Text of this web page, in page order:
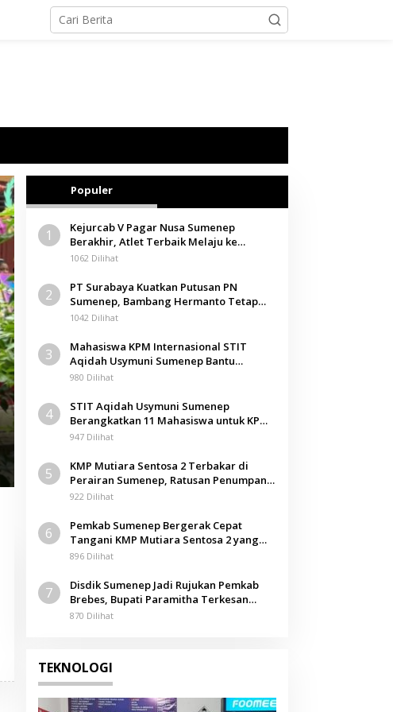
Populer
1
Kejurcab V Pagar Nusa Sumenep
Berakhir, Atlet Terbaik Melaju ke
Kejurwil Jatim
1062 Dilihat
2
PT Surabaya Kuatkan Putusan PN
Sumenep, Bambang Hermanto Tetap
Dinyatakan Pemilik Sah Tanah di
1042 Dilihat
3
Mahasiswa KPM Internasional STIT
Aqidah Usymuni Sumenep Bantu
Pengurusan Jenazah WNI di Malaysia
980 Dilihat
4
STIT Aqidah Usymuni Sumenep
Berangkatkan 11 Mahasiswa untuk KPM
Internasional di Malaysia
947 Dilihat
5
KMP Mutiara Sentosa 2 Terbakar di
Perairan Sumenep, Ratusan Penumpang
Dievakuasi
922 Dilihat
6
Pemkab Sumenep Bergerak Cepat
Tangani KMP Mutiara Sentosa 2 yang
Terbakar
896 Dilihat
7
Disdik Sumenep Jadi Rujukan Pemkab
Brebes, Bupati Paramitha Terkesan
Pendidikan Berbasis Budaya
870 Dilihat
TEKNOLOGI